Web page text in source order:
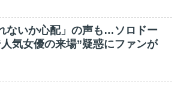
ないか心配」の声も…ソロドー
気女優の来場”疑惑にファンが